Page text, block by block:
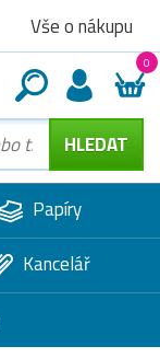
Vše o nákupu
0
Papíry
Kancelář